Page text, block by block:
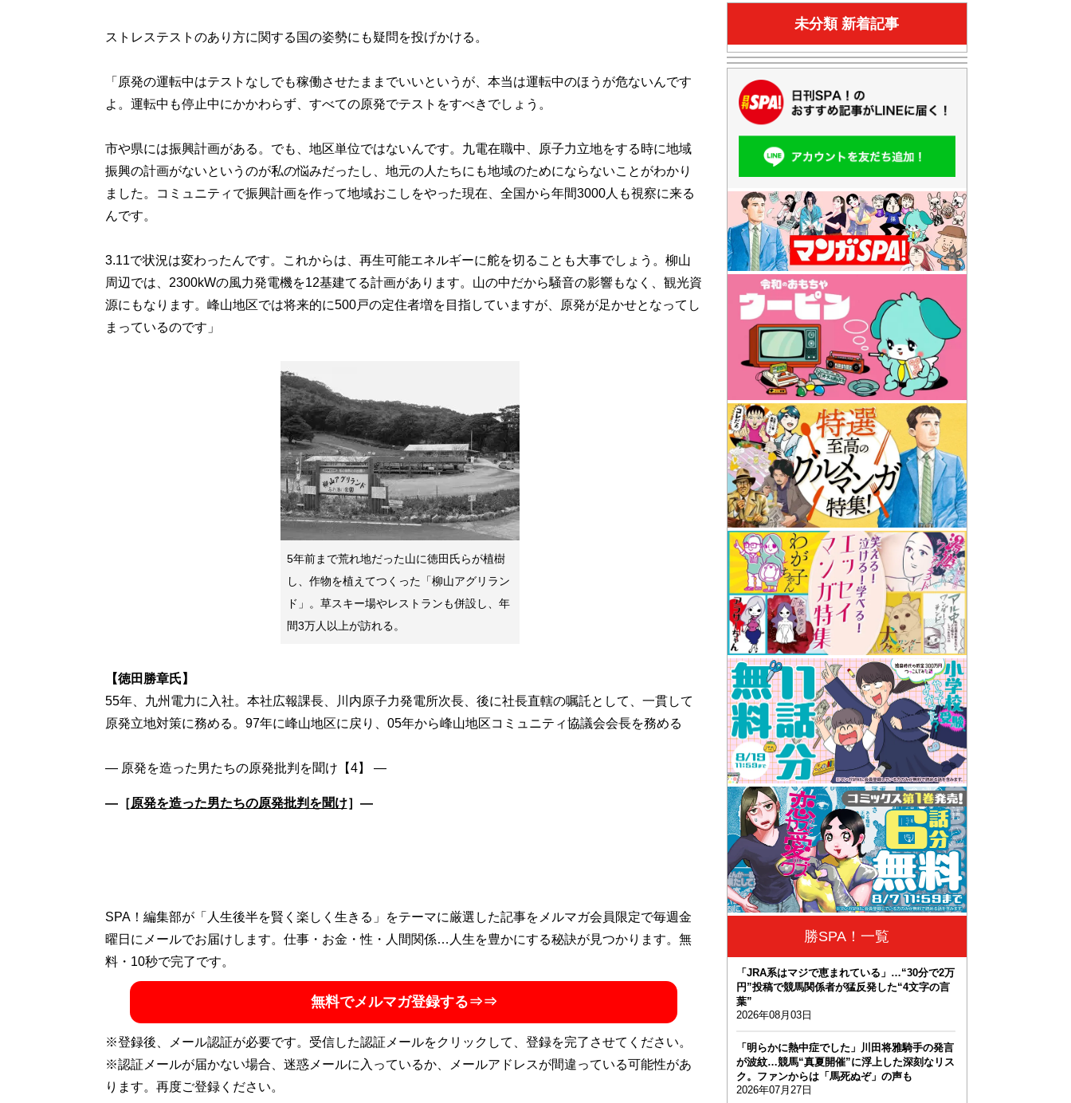
ストレステストのあり方に関する国の姿勢にも疑問を投げかける。
「原発の運転中はテストなしでも稼働させたままでいいというが、本当は運転中のほうが危ないんです
よ。運転中も停止中にかかわらず、すべての原発でテストをすべきでしょう。
市や県には振興計画がある。でも、地区単位ではないんです。九電在職中、原子力立地をする時に地域
振興の計画がないというのが私の悩みだったし、地元の人たちにも地域のためにならないことがわかり
ました。コミュニティで振興計画を作って地域おこしをやった現在、全国から年間3000人も視察に来る
んです。
3.11で状況は変わったんです。これからは、再生可能エネルギーに舵を切ることも大事でしょう。柳山
周辺では、2300kWの風力発電機を12基建てる計画があります。山の中だから騒音の影響もなく、観光資
源にもなります。峰山地区では将来的に500戸の定住者増を目指していますが、原発が足かせとなってし
まっているのです」
5年前まで荒れ地だった山に徳田氏らが植樹
し、作物を植えてつくった「柳山アグリラン
ド」。草スキー場やレストランも併設し、年
間3万人以上が訪れる。
【徳田勝章氏】
55年、九州電力に入社。本社広報課長、川内原子力発電所次長、後に社長直轄の嘱託として、一貫して
原発立地対策に務める。97年に峰山地区に戻り、05年から峰山地区コミュニティ協議会会長を務める
― 原発を造った男たちの原発批判を聞け【4】 ―
―［原発を造った男たちの原発批判を聞け］―
SPA！編集部が「人生後半を賢く楽しく生きる」をテーマに厳選した記事をメルマガ会員限定で毎週金
曜日にメールでお届けします。仕事・お金・性・人間関係…人生を豊かにする秘訣が見つかります。無
料・10秒で完了です。
無料でメルマガ登録する⇒⇒
※登録後、メール認証が必要です。受信した認証メールをクリックして、登録を完了させてください。
※認証メールが届かない場合、迷惑メールに入っているか、メールアドレスが間違っている可能性があ
ります。再度ご登録ください。
未分類 新着記事
勝SPA！一覧
「JRA系はマジで恵まれている」…“30分で2万
円”投稿で競馬関係者が猛反発した“4文字の言
葉”
2026年08月03日
「明らかに熱中症でした」川田将雅騎手の発言
が波紋…競馬“真夏開催”に浮上した深刻なリス
ク。ファンからは「馬死ぬぞ」の声も
2026年07月27日